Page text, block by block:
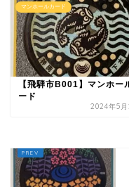
マンホールカード
【飛騨市B001】マンホー
ード
2024年5月